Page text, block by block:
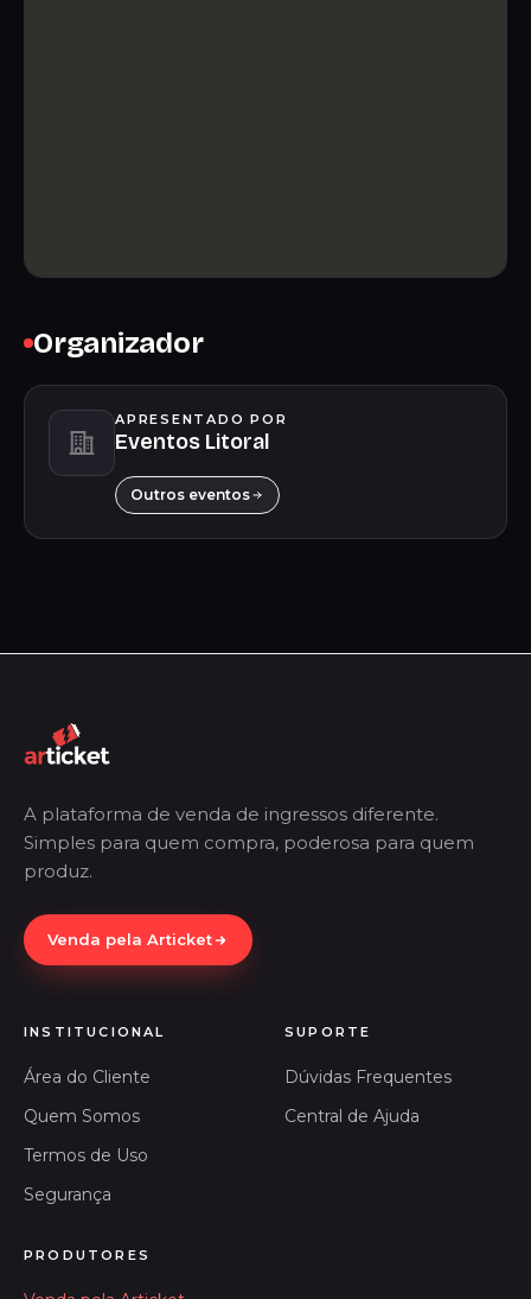
Organizador
APRESENTADO POR
Eventos Litoral
Outros eventos
A plataforma de venda de ingressos diferente.
Simples para quem compra, poderosa para quem
produz.
Venda pela Articket
INSTITUCIONAL
Área do Cliente
Quem Somos
Termos de Uso
Segurança
SUPORTE
Dúvidas Frequentes
Central de Ajuda
PRODUTORES